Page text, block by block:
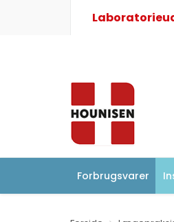
Forbrugsvarer